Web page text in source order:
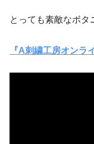
とっても素敵なボタ
『A刺繍工房オンラ